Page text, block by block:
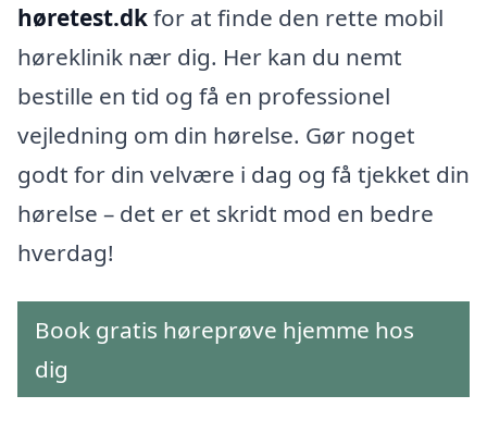
høretest.dkfor at finde den rette mobil
høreklinik nær dig. Her kan du nemt
bestille en tid og få en professionel
vejledning om din hørelse. Gør noget
godt for din velvære i dag og få tjekket din
hørelse – det er et skridt mod en bedre
hverdag!
Book gratis høreprøve hjemme hos
dig